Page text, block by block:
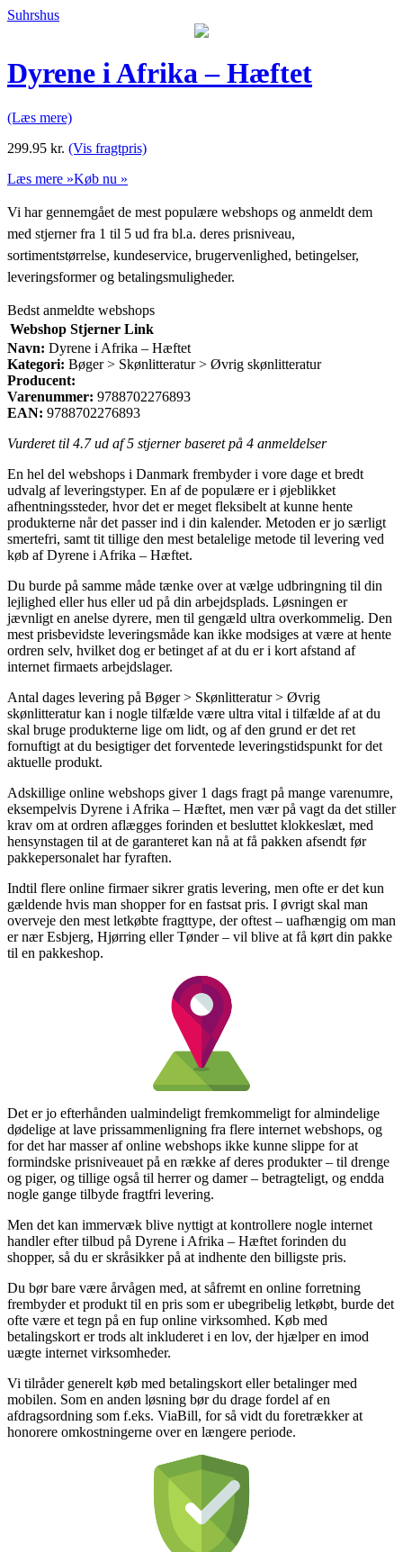
Suhrshus
Dyrene i Afrika – Hæftet
(Læs mere)
299.95 kr. (Vis fragtpris)
Læs mere »Køb nu »
Vi har gennemgået de mest populære webshops og anmeldt dem
med stjerner fra 1 til 5 ud fra bl.a. deres prisniveau,
sortimentstørrelse, kundeservice, brugervenlighed, betingelser,
leveringsformer og betalingsmuligheder.
Bedst anmeldte webshops
Webshop Stjerner Link
Navn: Dyrene i Afrika – Hæftet
Kategori: Bøger > Skønlitteratur > Øvrig skønlitteratur
Producent:
Varenummer: 9788702276893
EAN: 9788702276893
Vurderet til 4.7ud af 5 stjerner baseret på 4 anmeldelser
En hel del webshops i Danmark frembyder i vore dage et bredt
udvalg af leveringstyper. En af de populære er i øjeblikket
afhentningssteder, hvor det er meget fleksibelt at kunne hente
produkterne når det passer ind i din kalender. Metoden er jo særligt
smertefri, samt tit tillige den mest betalelige metode til levering ved
køb af Dyrene i Afrika – Hæftet.
Du burde på samme måde tænke over at vælge udbringning til din
lejlighed eller hus eller ud på din arbejdsplads. Løsningen er
jævnligt en anelse dyrere, men til gengæld ultra overkommelig. Den
mest prisbevidste leveringsmåde kan ikke modsiges at være at hente
ordren selv, hvilket dog er betinget af at du er i kort afstand af
internet firmaets arbejdslager.
Antal dages levering på Bøger > Skønlitteratur > Øvrig
skønlitteratur kan i nogle tilfælde være ultra vital i tilfælde af at du
skal bruge produkterne lige om lidt, og af den grund er det ret
fornuftigt at du besigtiger det forventede leveringstidspunkt for det
aktuelle produkt.
Adskillige online webshops giver 1 dags fragt på mange varenumre,
eksempelvis Dyrene i Afrika – Hæftet, men vær på vagt da det stiller
krav om at ordren aflægges forinden et besluttet klokkeslæt, med
hensynstagen til at de garanteret kan nå at få pakken afsendt før
pakkepersonalet har fyraften.
Indtil flere online firmaer sikrer gratis levering, men ofte er det kun
gældende hvis man shopper for en fastsat pris. I øvrigt skal man
overveje den mest letkøbte fragttype, der oftest – uafhængig om man
er nær Esbjerg, Hjørring eller Tønder – vil blive at få kørt din pakke
til en pakkeshop.
Det er jo efterhånden ualmindeligt fremkommeligt for almindelige
dødelige at lave prissammenligning fra flere internet webshops, og
for det har masser af online webshops ikke kunne slippe for at
formindske prisniveauet på en række af deres produkter – til drenge
og piger, og tillige også til herrer og damer – betragteligt, og endda
nogle gange tilbyde fragtfri levering.
Men det kan immervæk blive nyttigt at kontrollere nogle internet
handler efter tilbud på Dyrene i Afrika – Hæftet forinden du
shopper, så du er skråsikker på at indhente den billigste pris.
Du bør bare være årvågen med, at såfremt en online forretning
frembyder et produkt til en pris som er ubegribelig letkøbt, burde det
ofte være et tegn på en fup online virksomhed. Køb med
betalingskort er trods alt inkluderet i en lov, der hjælper en imod
uægte internet virksomheder.
Vi tilråder generelt køb med betalingskort eller betalinger med
mobilen. Som en anden løsning bør du drage fordel af en
afdragsordning som f.eks. ViaBill, for så vidt du foretrækker at
honorere omkostningerne over en længere periode.